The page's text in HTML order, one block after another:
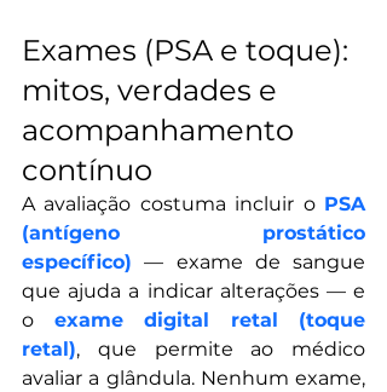
Exames (PSA e toque):
mitos, verdades e
acompanhamento
contínuo
A avaliação costuma incluir o PSA
(antígeno prostático
específico) — exame de sangue
que ajuda a indicar alterações — e
o exame digital retal (toque
retal), que permite ao médico
avaliar a glândula. Nenhum exame,